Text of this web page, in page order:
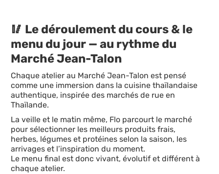
🥢 Le déroulement du cours & le
menu du jour — au rythme du
Marché Jean-Talon
Chaque atelier au Marché Jean-Talon est pensé
comme une immersion dans la cuisine thaïlandaise
authentique, inspirée des marchés de rue en
Thaïlande.
La veille et le matin même, Flo parcourt le marché
pour sélectionner les meilleurs produits frais,
herbes, légumes et protéines selon la saison, les
arrivages et l’inspiration du moment.
Le menu final est donc vivant, évolutif et différent à
chaque atelier.